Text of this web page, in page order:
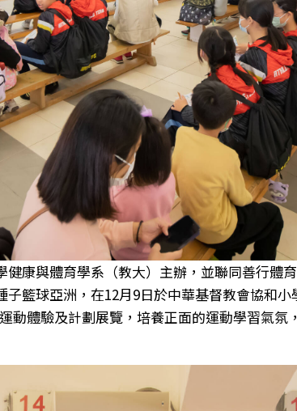
康與體育學系（教大）主辦，並聯同善行體
籃球亞洲，在12月9日於中華基督教會協和小
動體驗及計劃展覽，培養正面的運動學習氣